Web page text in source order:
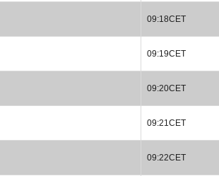
09:18CET
09:19CET
09:20CET
09:21CET
09:22CET